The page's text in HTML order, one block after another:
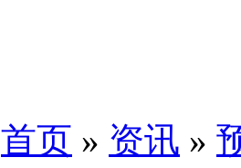
首页 » 资讯 »